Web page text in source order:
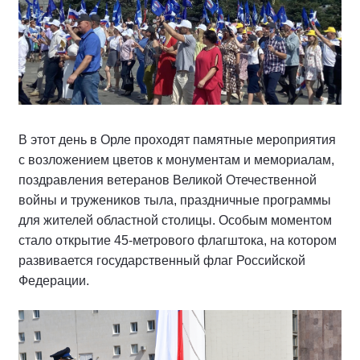
В этот день в Орле проходят памятные мероприятия
с возложением цветов к монументам и мемориалам,
поздравления ветеранов Великой Отечественной
войны и тружеников тыла, праздничные программы
для жителей областной столицы. Особым моментом
стало открытие 45-метрового флагштока, на котором
развивается государственный флаг Российской
Федерации.